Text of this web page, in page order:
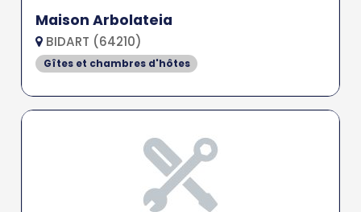
Maison Arbolateia
BIDART (64210)
Gîtes et chambres d'hôtes